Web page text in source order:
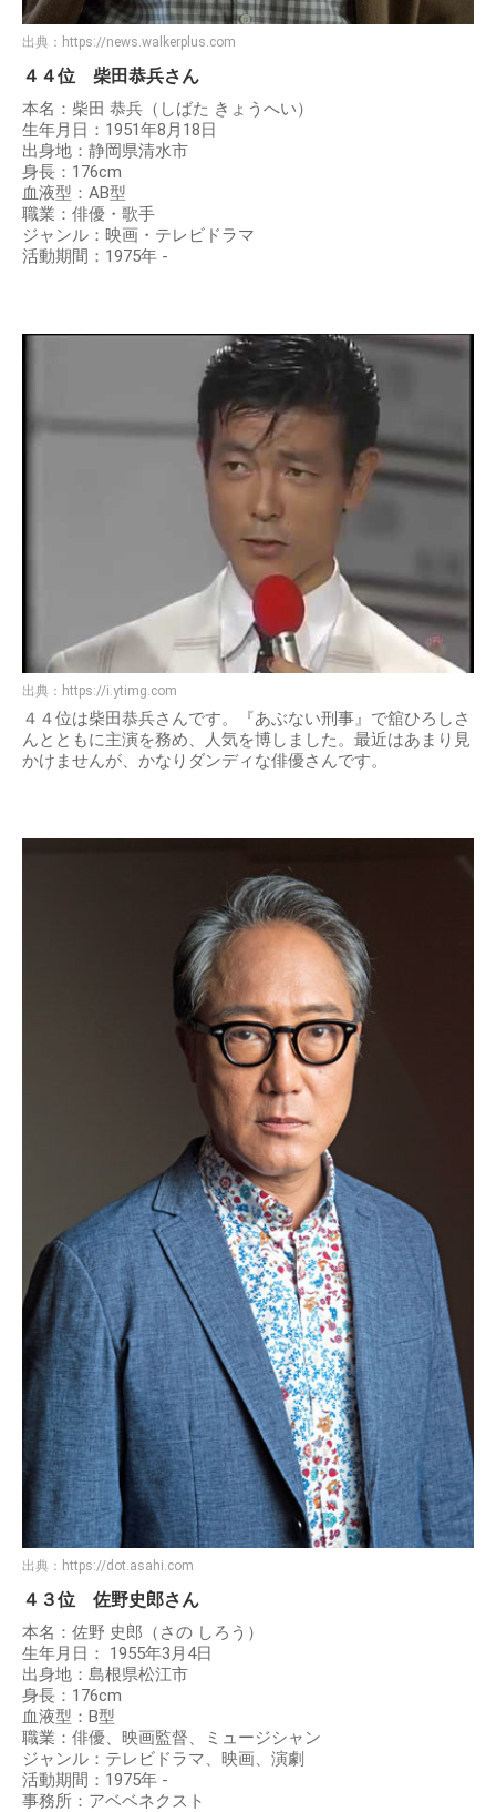
出典： https://news.walkerplus.com
４４位 柴田恭兵さん
本名：柴田 恭兵（しばた きょうへい）
生年月日：1951年8月18日
出身地：静岡県清水市
身長：176cm
血液型：AB型
職業：俳優・歌手
ジャンル：映画・テレビドラマ
活動期間：1975年 -
出典： https://i.ytimg.com
４４位は柴田恭兵さんです。『あぶない刑事』で舘ひろしさ
んとともに主演を務め、人気を博しました。最近はあまり見
かけませんが、かなりダンディな俳優さんです。
出典： https://dot.asahi.com
４３位 佐野史郎さん
本名：佐野 史郎（さの しろう）
生年月日： 1955年3月4日
出身地：島根県松江市
身長：176cm
血液型：B型
職業：俳優、映画監督、ミュージシャン
ジャンル：テレビドラマ、映画、演劇
活動期間：1975年 -
事務所：アベベネクスト